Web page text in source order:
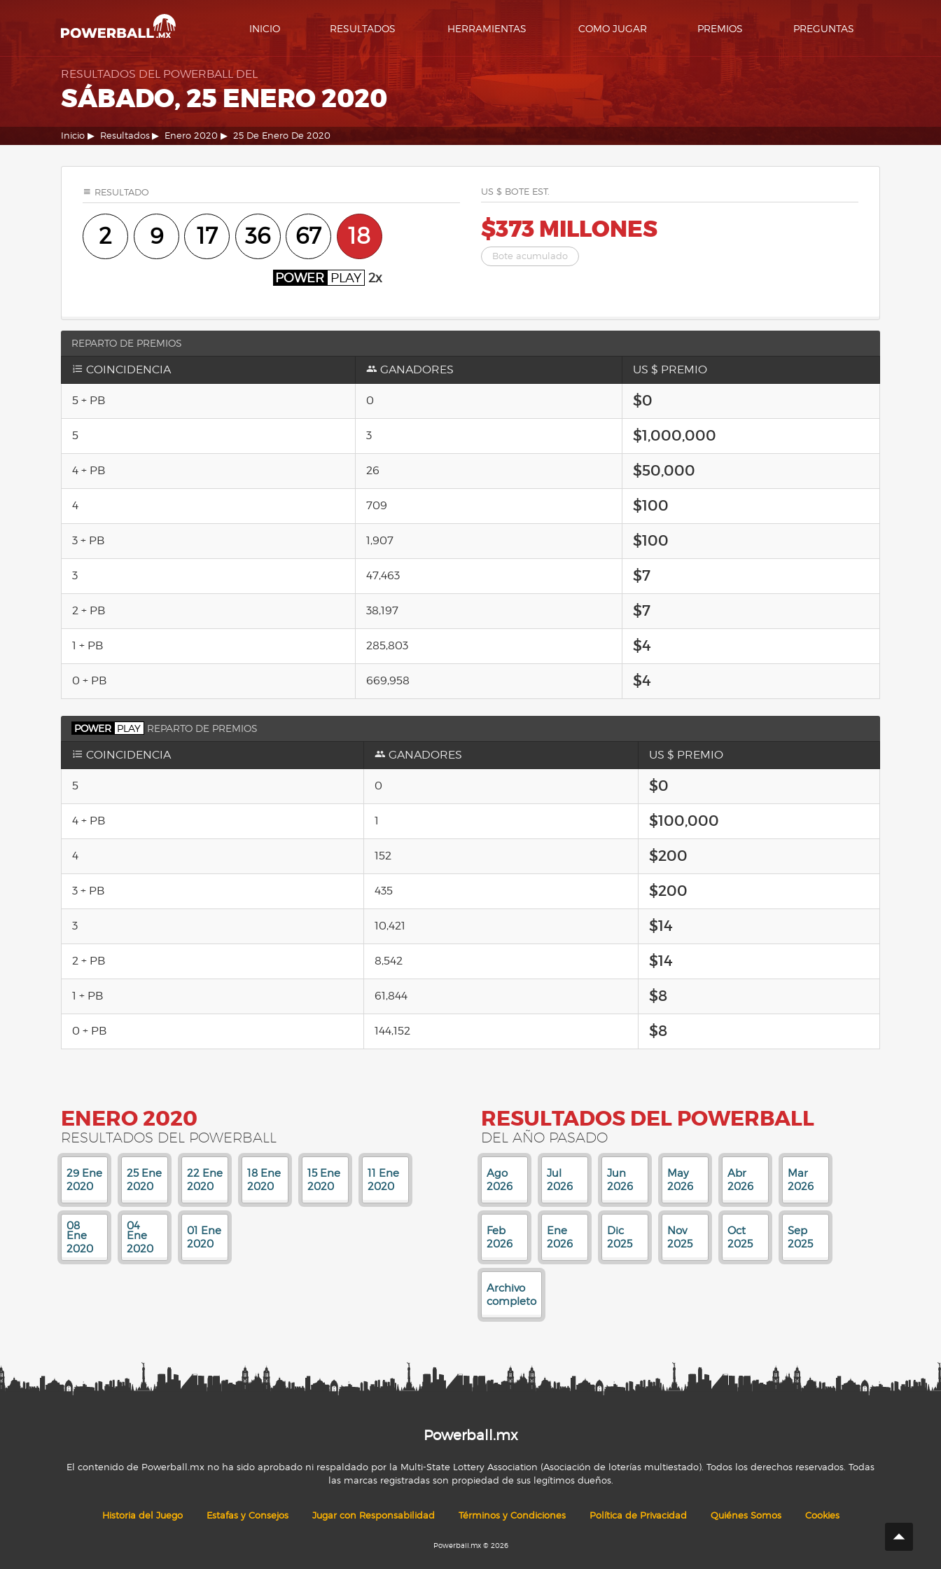
INICIO RESULTADOS HERRAMIENTAS COMO JUGAR PREMIOS PREGUNTAS
RESULTADOS DEL POWERBALL DEL
SÁBADO, 25 ENERO 2020
Inicio Resultados Enero 2020 25 De Enero De 2020
RESULTADO
2 9 17 36 67 18
POWER PLAY 2x
US $ BOTE EST.
$373 MILLONES
Bote acumulado
REPARTO DE PREMIOS
COINCIDENCIA GANADORES US $ PREMIO
5 + PB 0 $0
5 3 $1,000,000
4 + PB 26 $50,000
4 709 $100
3 + PB 1,907 $100
3 47,463 $7
2 + PB 38,197 $7
1 + PB 285,803 $4
0 + PB 669,958 $4
POWER PLAY REPARTO DE PREMIOS
COINCIDENCIA GANADORES US $ PREMIO
5 0 $0
4 + PB 1 $100,000
4 152 $200
3 + PB 435 $200
3 10,421 $14
2 + PB 8,542 $14
1 + PB 61,844 $8
0 + PB 144,152 $8
ENERO 2020
RESULTADOS DEL POWERBALL
29 Ene
2020
25 Ene
2020
22 Ene
2020
18 Ene
2020
15 Ene
2020
11 Ene
2020
08
Ene
2020
04
Ene
2020
01 Ene
2020
RESULTADOS DEL POWERBALL
DEL AÑO PASADO
Ago
2026
Jul
2026
Jun
2026
May
2026
Abr
2026
Mar
2026
Feb
2026
Ene
2026
Dic
2025
Nov
2025
Oct
2025
Sep
2025
Archivo
completo
Powerball.mx
El contenido de Powerball.mx no ha sido aprobado ni respaldado por la Multi-State Lottery Association (Asociación de loterías multiestado). Todos los derechos reservados. Todas
las marcas registradas son propiedad de sus legítimos dueños.
Historia del Juego Estafas y Consejos Jugar con Responsabilidad Términos y Condiciones Política de Privacidad Quiénes Somos Cookies
Powerball.mx © 2026